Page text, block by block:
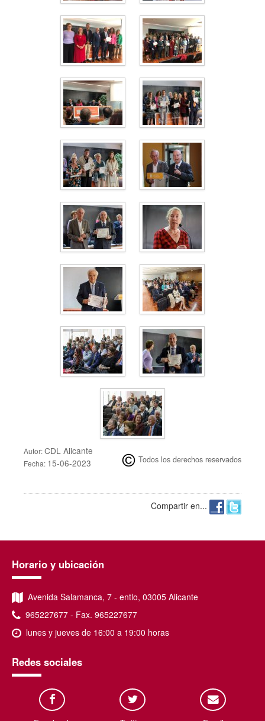
Todos los derechos reservados
Autor:CDL Alicante
Fecha: 15-06-2023
Compartir en...
Horario y ubicación
Avenida Salamanca, 7 - entlo, 03005 Alicante
965227677 - Fax. 965227677
lunes y jueves de 16:00 a 19:00 horas
Redes sociales